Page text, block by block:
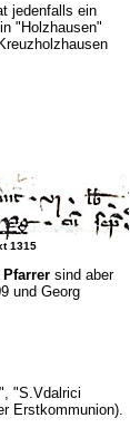
jedenfalls ein
"Holzhausen"
1315
Pfarrer sind aber
und Georg
"S.Vdalrici
Erstkommunion).